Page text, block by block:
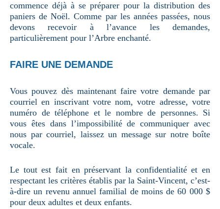
commence déjà à se préparer pour la distribution des
paniers de Noël. Comme par les années passées, nous
devons recevoir à l’avance les demandes,
particulièrement pour l’Arbre enchanté.
FAIRE UNE DEMANDE
Vous pouvez dès maintenant faire votre demande par
courriel en inscrivant votre nom, votre adresse, votre
numéro de téléphone et le nombre de personnes. Si
vous êtes dans l’impossibilité de communiquer avec
nous par courriel, laissez un message sur notre boîte
vocale.
Le tout est fait en préservant la confidentialité et en
respectant les critères établis par la Saint-Vincent, c’est-
à-dire un revenu annuel familial de moins de 60 000 $
pour deux adultes et deux enfants.